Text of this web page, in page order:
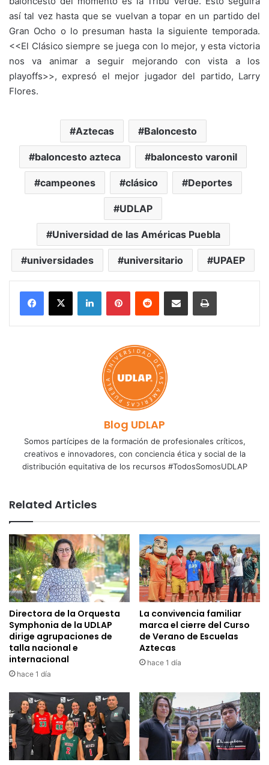
así tal vez hasta que se vuelvan a topar en un partido del
Gran Ocho o lo presuman hasta la siguiente temporada.
<<El Clásico siempre se juega con lo mejor, y esta victoria
nos va animar a seguir mejorando con vista a los
playoffs>>, expresó el mejor jugador del partido, Larry
Flores.
Aztecas Baloncesto
baloncesto azteca baloncesto varonil
campeones clásico Deportes
UDLAP
Universidad de las Américas Puebla
universidades universitario UPAEP
LinkedInPinterestReddit Share via Email Print
Blog UDLAP
Somos partícipes de la formación de profesionales críticos,
creativos e innovadores, con conciencia ética y social de la
distribución equitativa de los recursos #TodosSomosUDLAP
Related Articles
Directora de la Orquesta
Symphonia de la UDLAP
dirige agrupaciones de
talla nacional e
internacional
hace 1 día
La convivencia familiar
marca el cierre del Curso
de Verano de Escuelas
Aztecas
hace 1 día